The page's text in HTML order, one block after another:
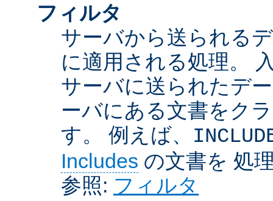
フィルタ
サーバから送られる
に適用される処理。
サーバに送られたデ
ーバにある文書をク
す。 例えば、
Includes の文書を 処
参照: フィルタ